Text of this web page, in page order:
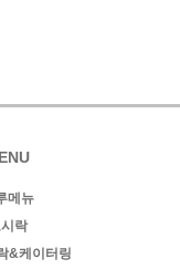
메뉴
락
&케이터링